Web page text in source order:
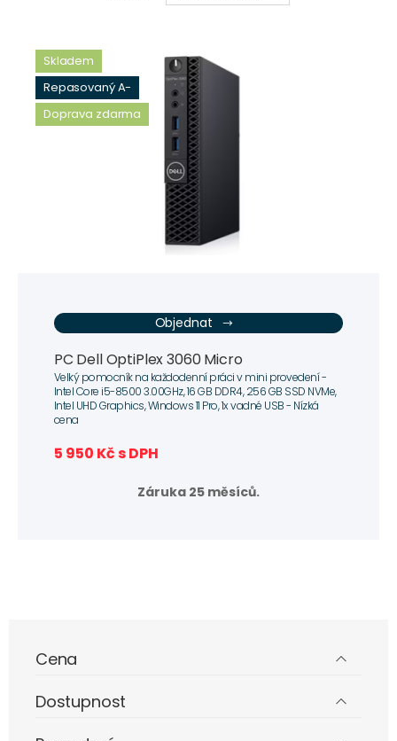
Skladem
Repasovaný A-
Doprava zdarma
Objednat
PC Dell OptiPlex 3060 Micro
Velký pomocník na každodenní práci v mini provedení -
Intel Core i5-8500 3.00GHz, 16 GB DDR4, 256 GB SSD NVMe,
Intel UHD Graphics, Windows 11 Pro, 1x vadné USB - Nízká
cena
5 950 Kč s DPH
Záruka 25 měsíců.
Cena
Dostupnost